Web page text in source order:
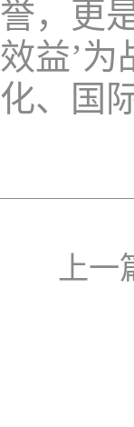
誉，更
效益’
化、国
上一